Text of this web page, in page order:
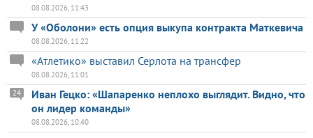
08.08.2026, 11:43
У «Оболони» есть опция выкупа контракта Маткевича
08.08.2026, 11:22
«Атлетико» выставил Серлота на трансфер
08.08.2026, 11:01
Иван Гецко: «Шапаренко неплохо выглядит. Видно, что
он лидер команды»
24
08.08.2026, 10:40